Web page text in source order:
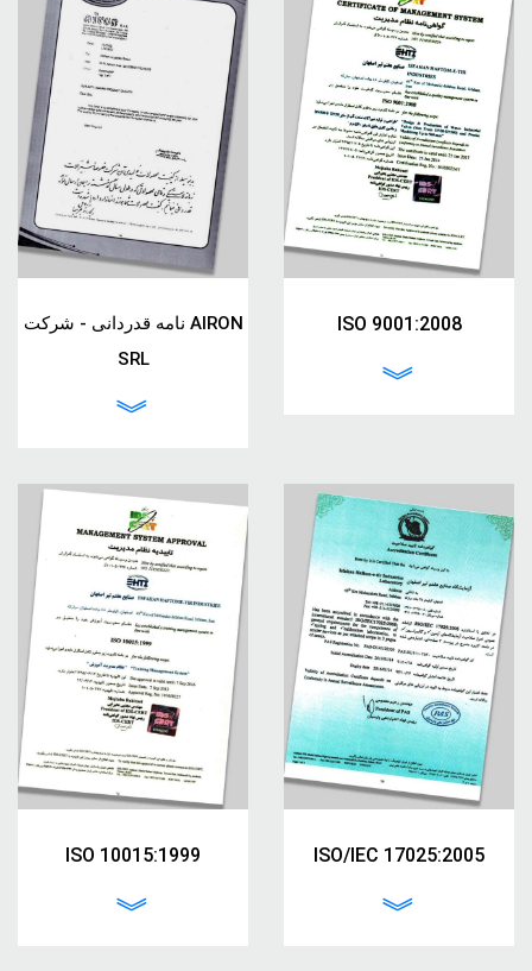
نامه قدردانی - شرکت AIRON
SRL
︾
ISO 9001:2008
︾
ISO 10015:1999
︾
ISO/IEC 17025:2005
︾